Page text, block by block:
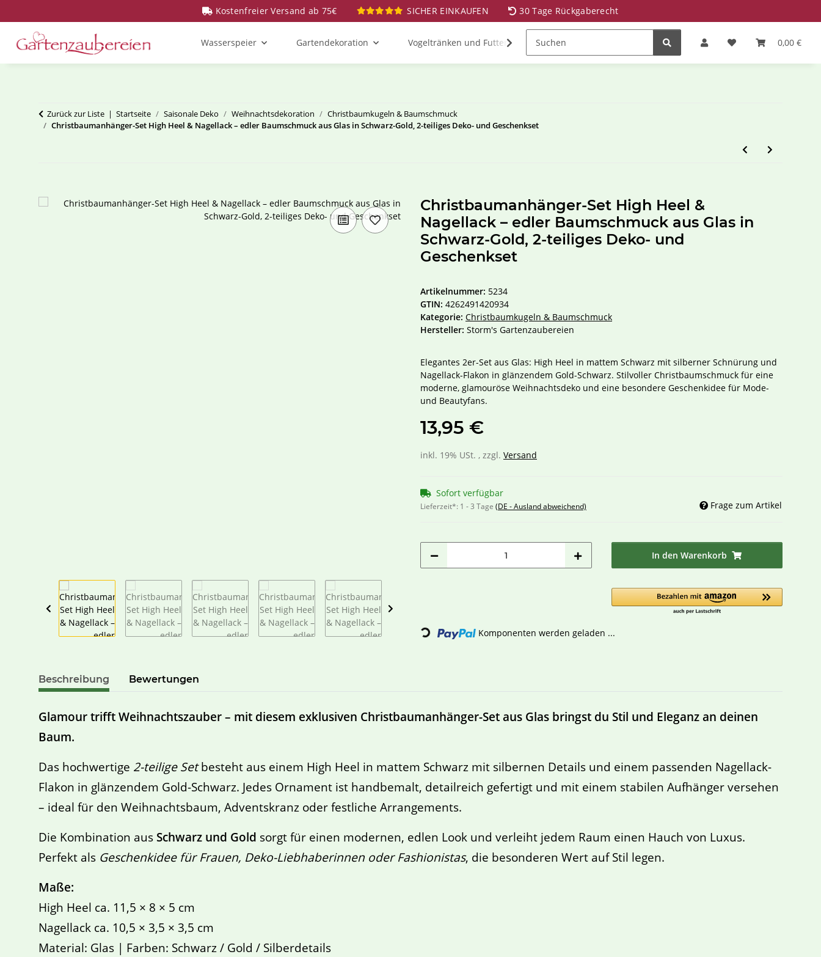
Kostenfreier Versand ab 75€ SICHER EINKAUFEN 30 Tage Rückgaberecht
0,00 €
Wasserspeier Gartendekoration Vogeltränken und Futterstationen Miniteiche Saisonale Deko
Zurück zur Liste Startseite Saisonale Deko Weihnachtsdekoration
Christbaumkugeln & Baumschmuck
Christbaumanhänger-Set High Heel & Nagellack – edler Baumschmuck aus Glas in Schwarz-Gold, 2-teiliges Deko- und Geschenkset
Christbaumanhänger-Set High Heel &
Nagellack – edler Baumschmuck aus Glas in
Schwarz-Gold, 2-teiliges Deko- und
Geschenkset
Artikelnummer: 5234
GTIN: 4262491420934
Kategorie: Christbaumkugeln & Baumschmuck
Hersteller: Storm's Gartenzaubereien
Elegantes 2er-Set aus Glas: High Heel in mattem Schwarz mit silberner Schnürung und
Nagellack-Flakon in glänzendem Gold-Schwarz. Stilvoller Christbaumschmuck für eine
moderne, glamouröse Weihnachtsdeko und eine besondere Geschenkidee für Mode-
und Beautyfans.
13,95 €
inkl. 19% USt. , zzgl. Versand
Sofort verfügbar
Lieferzeit*: 1 - 3 Tage (DE - Ausland abweichend) Frage zum Artikel
In den Warenkorb
Loading... Komponenten werden geladen ...
Beschreibung Bewertungen
Glamour trifft Weihnachtszauber – mit diesem exklusiven Christbaumanhänger-Set aus Glas bringst du Stil und Eleganz an deinen
Baum.
Das hochwertige 2-teilige Setbesteht aus einem High Heel in mattem Schwarz mit silbernen Details und einem passenden Nagellack-
Flakon in glänzendem Gold-Schwarz. Jedes Ornament ist handbemalt, detailreich gefertigt und mit einem stabilen Aufhänger versehen
– ideal für den Weihnachtsbaum, Adventskranz oder festliche Arrangements.
Die Kombination aus Schwarz und Gold sorgt für einen modernen, edlen Look und verleiht jedem Raum einen Hauch von Luxus.
Perfekt als Geschenkidee für Frauen, Deko-Liebhaberinnen oder Fashionistas, die besonderen Wert auf Stil legen.
Maße:
High Heel ca. 11,5 × 8 × 5 cm
Nagellack ca. 10,5 × 3,5 × 3,5 cm
Material: Glas | Farben: Schwarz / Gold / Silberdetails